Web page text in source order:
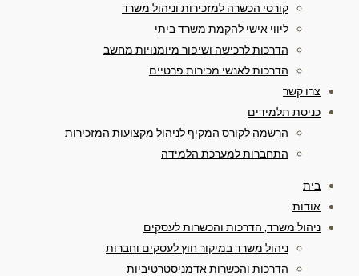
קורסי הכשרה למזכירות וניהול משרד
ליווי אישי להקמת משרד ביתי
הדרכות לרכישה ושיפור מיומנויות מחשב
הדרכות לאנשי מכירות פרטיים
צרו קשר
כניסת תלמידים
הרשמה לקורס המקיף לניהול מקצועות המזכירות
התחברות למערכת הלמידה
בית
אודות
ניהול משרד, הדרכות והכשרות לעסקים
ניהול משרד במיקור חוץ לעסקים וחברות
הדרכות והכשרות אדמניסטרטיביות